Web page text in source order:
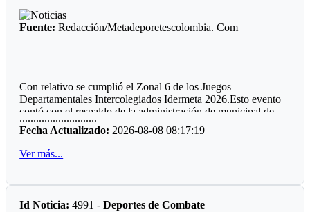
Fuente: Redacción/Metadeporetescolombia. Com
Con relativo se cumplió el Zonal 6 de los Juegos
Departamentales Intercolegiados Idermeta 2026.Esto evento
contó con el respaldo de la administración de municipal de
Cumaral.
*Cumare
donde las mujeres son bonitas y los hombres son caballeros,
............................
Fecha Actualizado: 2026-08-08 08:17:19
Ver más...
Id Noticia: 4991 -Deportes de Combate